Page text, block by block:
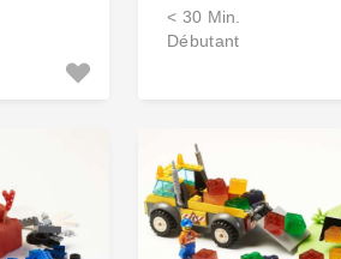
< 30 Min.
Débutant